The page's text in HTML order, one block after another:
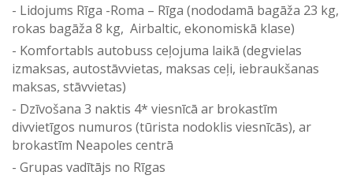
Lidojums Rīga -Roma – Rīga (nododamā bagāža 23 kg,
rokas bagāža 8 kg, Airbaltic, ekonomiskā klase)
Komfortabls autobuss ceļojuma laikā (degvielas
izmaksas, autostāvvietas, maksas ceļi, iebraukšanas
maksas, stāvvietas)
Dzīvošana 3 naktis 4* viesnīcā ar brokastīm
divvietīgos numuros (tūrista nodoklis viesnīcās), ar
brokastīm Neapoles centrā
Grupas vadītājs no Rīgas